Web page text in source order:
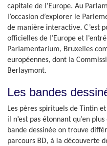
capitale de l’Europe. Au
l’occasion d’explorer le
de manière interactive. C’est
officielles de l’Europe et
Parlamentarium, Bruxelles
européennes, dont la
Berlaymont.
Les bandes
Les pères spirituels de Tintin
il n’est pas étonnant qu’en
bande dessinée on trouve
parcours BD, à la découverte